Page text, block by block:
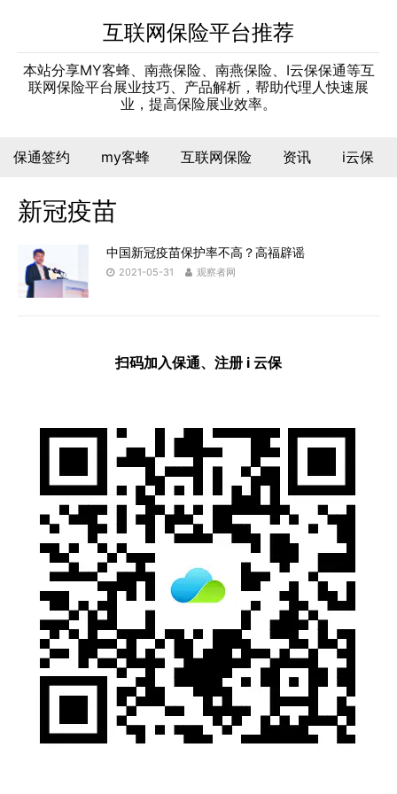
互联网保险平台推荐
本站分享MY客蜂、南燕保险、南燕保险、I云保保通等互
联网保险平台展业技巧、产品解析，帮助代理人快速展
业，提高保险展业效率。
保通签约 my客蜂 互联网保险 资讯 i云保
新冠疫苗
中国新冠疫苗保护率不高？高福辟谣
2021-05-31 观察者网
扫码加入保通、注册 i 云保